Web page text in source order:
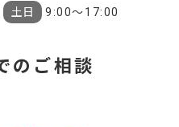
土日 9:00〜17:00
のご相談